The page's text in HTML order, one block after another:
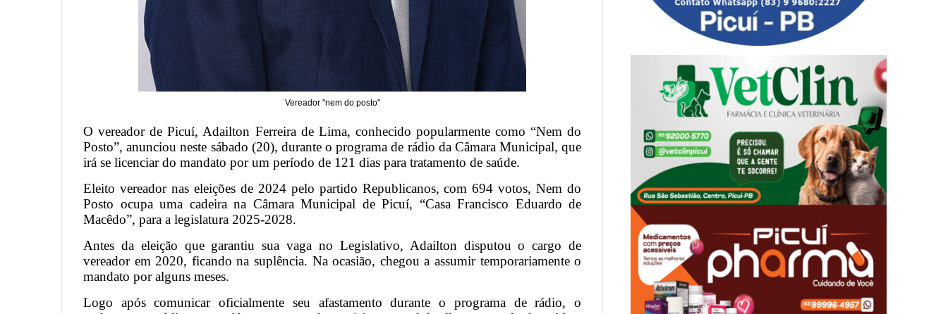
Vereador "nem do posto"
O vereador de Picuí, Adailton Ferreira de Lima, conhecido popularmente como “Nem do
Posto”, anunciou neste sábado (20), durante o programa de rádio da Câmara Municipal, que
irá se licenciar do mandato por um período de 121 dias para tratamento de saúde.
Eleito vereador nas eleições de 2024 pelo partido Republicanos, com 694 votos, Nem do
Posto ocupa uma cadeira na Câmara Municipal de Picuí, “Casa Francisco Eduardo de
Macêdo”, para a legislatura 2025-2028.
Antes da eleição que garantiu sua vaga no Legislativo, Adailton disputou o cargo de
vereador em 2020, ficando na suplência. Na ocasião, chegou a assumir temporariamente o
mandato por alguns meses.
Logo após comunicar oficialmente seu afastamento durante o programa de rádio, o